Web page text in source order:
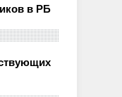
в РБ